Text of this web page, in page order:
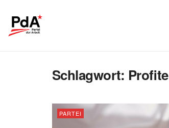
Schlagwort: Profite
PARTEI